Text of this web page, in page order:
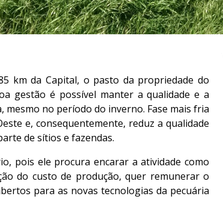
km da Capital, o pasto da propriedade do
gestão é possível manter a qualidade e a
no período do inverno. Fase mais fria
e, consequentemente, reduz a qualidade
de sítios e fazendas.
pois ele procura encarar a atividade como
do custo de produção, quer remunerar o
para as novas tecnologias da pecuária